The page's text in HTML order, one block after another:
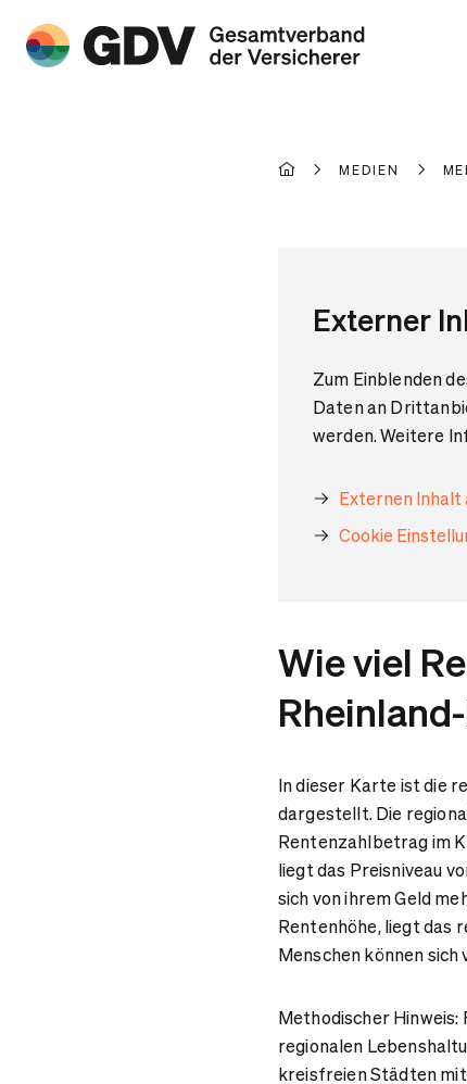
MEDIEN
Externer
Zum Einblenden
Daten an
werden. Weitere
Externen Inhalt
Cookie
Wie viel
In dieser Karte ist die
dargestellt. Die
Rentenzahlbetrag im
liegt das Preisniveau
sich von ihrem Geld
Rentenhöhe, liegt das
Menschen können
Methodischer Hinweis:
regionalen
kreisfreien Städten